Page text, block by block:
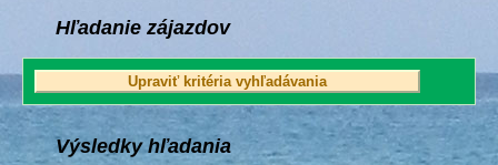
Hľadanie zájazdov
Výsledky hľadania